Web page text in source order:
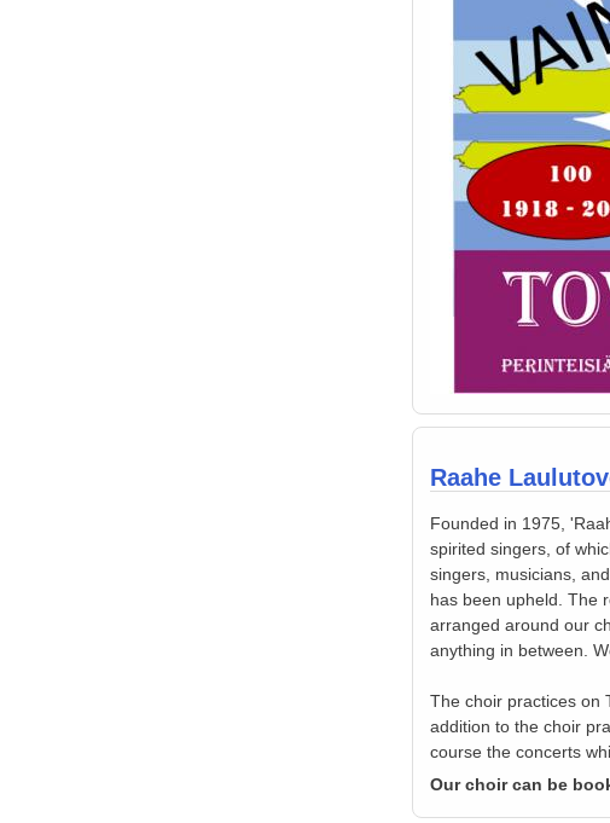
Raahe
Founded in 1975,
spirited singers, of
singers, musicians,
has been upheld. The
arranged around our
anything in between.
The choir practices on
addition to the choir
course the concerts
Our choir can be